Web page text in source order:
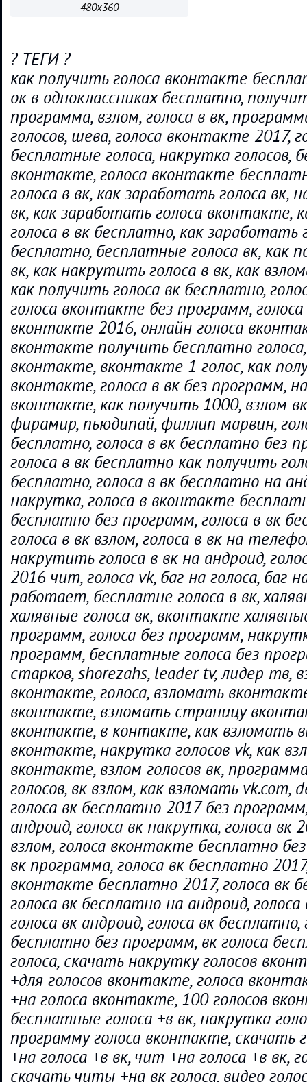
480x360
? ТЕГИ ?
как получить голоса вконтакте
ок в одноклассниках бесплатно,
программа, взлом, голоса в вк,
голосов, шева, голоса вконтакте 2017,
бесплатные голоса, накрутка голосов,
вконтакте, голоса вконтакте
голоса в вк, как заработать голоса вк,
вк, как заработать голоса вконтакте,
голоса в вк бесплатно, как заработать
бесплатно, бесплатные голоса вк, как
вк, как накрутить голоса в вк, как
как получить голоса вк бесплатно,
голоса вконтакте без программ, голоса
вконтакте 2016, онлайн голоса
вконтакте получить бесплатно
вконтакте, вконтакте 1 голос, как
вконтакте, голоса в вк без программ,
вконтакте, как получить 1000, взлом
фирамир, пьюдипай, филлип марвин,
бесплатно, голоса в вк бесплатно без
голоса в вк бесплатно как получить
бесплатно, голоса в вк бесплатно на
накрутка, голоса в вконтакте
бесплатно без программ, голоса в вк
голоса в вк взлом, голоса в вк на
накрутить голоса в вк на андроид,
2016 чит, голоса vk, баг на голоса, баг
работает, бесплатне голоса в вк,
халявные голоса вк, вконтакте
программ, голоса без программ,
программ, бесплатные голоса без
старков, shorezahs, leader tv, лидер тв,
вконтакте, голоса, взломать
вконтакте, взломать страницу
вконтакте, в контакте, как взломать
вконтакте, накрутка голосов vk, как
вконтакте, взлом голосов вк,
голосов, вк взлом, как взломать vk.com,
голоса вк бесплатно 2017 без
андроид, голоса вк накрутка, голоса вк
взлом, голоса вконтакте бесплатно
вк программа, голоса вк бесплатно
вконтакте бесплатно 2017, голоса вк
голоса вк бесплатно на андроид,
голоса вк андроид, голоса вк бесплатно,
бесплатно без программ, вк голоса
голоса, скачать накрутку голосов
+для голосов вконтакте, голоса
+на голоса вконтакте, 100 голосов
бесплатные голоса +в вк, накрутка
программу голоса вконтакте, скачать
+на голоса +в вк, чит +на голоса +в вк,
скачать читы +на вк голоса, видео